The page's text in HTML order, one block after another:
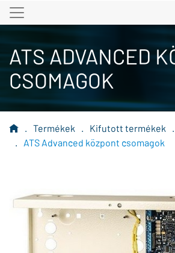
ATS ADVANCED
CSOMAGOK
. Termékek . Kifutott termékek .
.
ATS Advanced központ csomagok